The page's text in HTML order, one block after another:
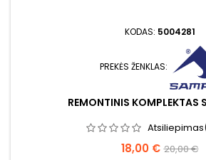
KODAS: 5004281
PREKĖS ŽENKLAS:
REMONTINIS KOMPLEKTAS
Kaina
18,00 € Bazinė
20,00 €